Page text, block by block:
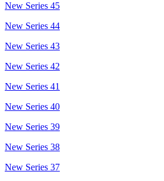
New Series 45
New Series 44
New Series 43
New Series 42
New Series 41
New Series 40
New Series 39
New Series 38
New Series 37